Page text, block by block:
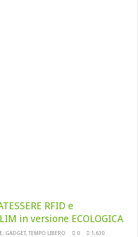
RFID e
in versione ECOLOGICA
, GADGET,TEMPO LIBERO 0 1,630